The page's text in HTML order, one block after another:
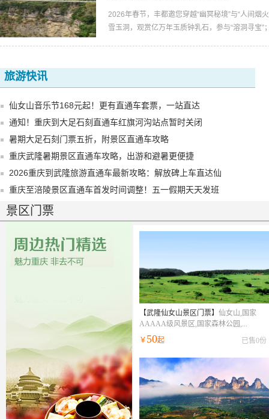
2026年春节，丰都邀您穿越“幽冥秘境”与“人间烟
雪玉洞‌，观赏亿万年玉质钟乳石，参与“溶洞寻宝
旅游快讯
仙女山音乐节168元起！更有直通车套票，一站直达
通知！重庆到大足石刻直通车红旗河沟站点暂时关闭
暑期大足石刻门票五折，附景区直通车攻略
重庆武隆暑期景区直通车攻略，出游和避暑更便捷
2026重庆到武隆旅游直通车最新攻略：解放碑上车直达仙
重庆至涪陵景区直通车首发时间调整！五一假期天天发班
景区门票
武隆仙女山景区门票
【武隆仙女山景区门票】 仙女山,国家
AAAAA级风景区,国家森林公园,...
已售0份
￥ 50起